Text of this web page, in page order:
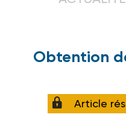
Obtention
Article